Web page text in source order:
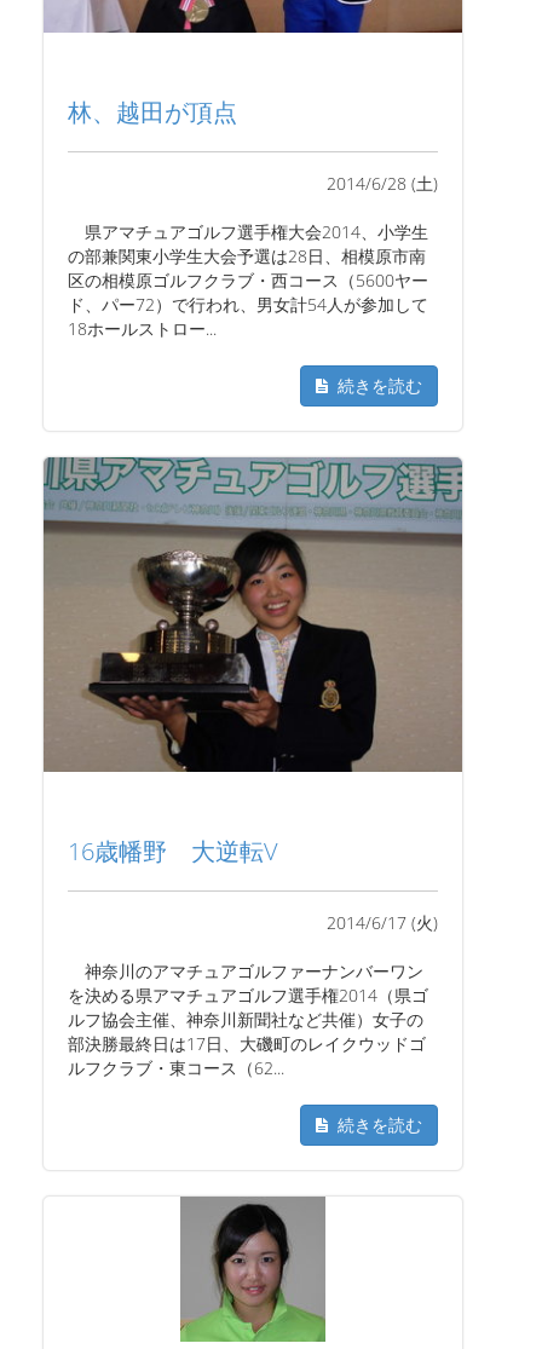
林、越田が頂点
2014/6/28 (土)
県アマチュアゴルフ選手権大会2014、小学生
の部兼関東小学生大会予選は28日、相模原市南
区の相模原ゴルフクラブ・西コース（5600ヤー
ド、パー72）で行われ、男女計54人が参加して
18ホールストロー...
続きを読む
16歳幡野 大逆転V
2014/6/17 (火)
神奈川のアマチュアゴルファーナンバーワン
を決める県アマチュアゴルフ選手権2014（県ゴ
ルフ協会主催、神奈川新聞社など共催）女子の
部決勝最終日は17日、大磯町のレイクウッドゴ
ルフクラブ・東コース（62...
続きを読む